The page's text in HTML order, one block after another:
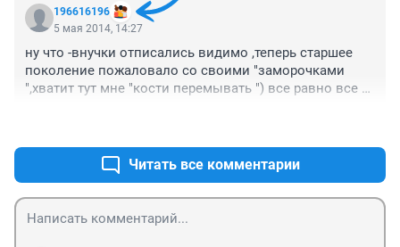
196616196
5 мая 2014, 14:27
ну что -внучки отписались видимо ,теперь старшее
поколение пожаловало со своими "заморочками
",хватит тут мне "кости перемывать ") все равно все
Читать все комментарии